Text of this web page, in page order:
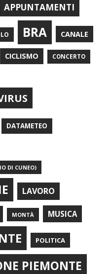
APPUNTAMENTI
BRA CANALE
CICLISMO CONCERTO
DATAMETEO
DI CUNEO)
LAVORO
MONTÀ MUSICA
POLITICA
PIEMONTE